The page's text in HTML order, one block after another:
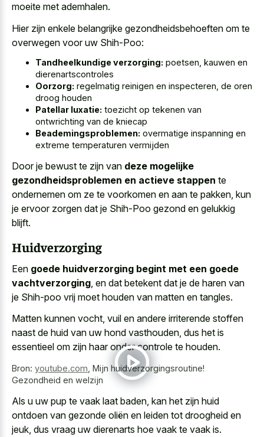
moeite met ademhalen.
Hier zijn enkele belangrijke gezondheidsbehoeften om te
overwegen voor uw Shih-Poo:
Tandheelkundige verzorging: poetsen, kauwen en
dierenartscontroles
Oorzorg: regelmatig reinigen en inspecteren, de oren
droog houden
Patellar luxatie: toezicht op tekenen van
ontwrichting van de kniecap
Beademingsproblemen: overmatige inspanning en
extreme temperaturen vermijden
Door je bewust te zijn van deze mogelijke
gezondheidsproblemen en actieve stappen te
ondernemen om ze te voorkomen en aan te pakken, kun
je ervoor zorgen dat je Shih-Poo gezond en gelukkig
blijft.
Huidverzorging
Een goede huidverzorging begint met een goede
vachtverzorging , en dat betekent dat je de haren van
je Shih-poo vrij moet houden van matten en tangles.
Matten kunnen vocht, vuil en andere irriterende stoffen
naast de huid van uw hond vasthouden, dus het is
essentieel om zijn haar onder controle te houden.
Bron: youtube.com Mijn huidverzorgingsroutine!
Gezondheid en welzijn
Als u uw pup te vaak laat baden , kan het zijn huid
ontdoen van gezonde oliën en leiden tot droogheid en
jeuk, dus vraag uw dierenarts hoe vaak te vaak is.